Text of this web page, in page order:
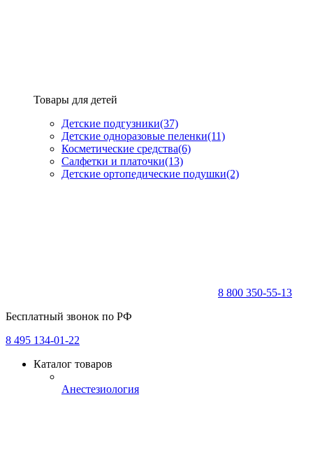
Товары для детей
Детские подгузники(37)
Детские одноразовые пеленки(11)
Косметические средства(6)
Салфетки и платочки(13)
Детские ортопедические подушки(2)
8 800 350-55-13
Бесплатный звонок по РФ
8 495 134-01-22
Каталог товаров
Анестезиология